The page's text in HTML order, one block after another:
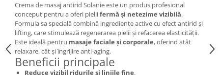
Crema de masaj antirid Solanie este un produs profesional
conceput pentru a oferi pieliifermă și netezime vizibilă.
Formula sa specială combină ingrediente active cu efect antirid și
lifting, care stimulează regenerarea pielii și refacerea elasticității.
Este ideală pentru masaje faciale și corporale, oferind atât
relaxare, cât și îngrijire anti-aging.
Beneficii principale
Reduce vizibil ridurile și liniile fine.